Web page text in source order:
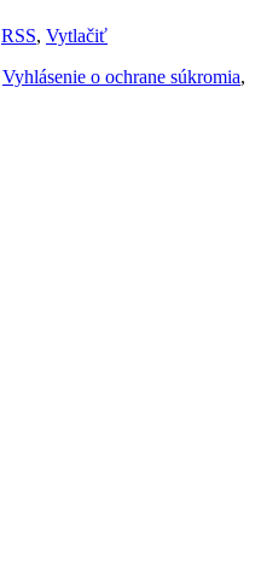
RSS, Vytlačiť
Vyhlásenie o ochrane súkromia,